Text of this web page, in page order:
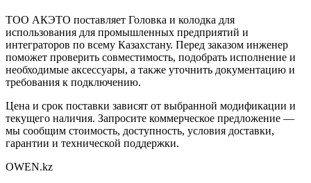
ТОО АКЭТО поставляет Головка и колодка для
использования для промышленных предприятий и
интеграторов по всему Казахстану. Перед заказом инженер
поможет проверить совместимость, подобрать исполнение и
необходимые аксессуары, а также уточнить документацию и
требования к подключению.
Цена и срок поставки зависят от выбранной модификации и
текущего наличия. Запросите коммерческое предложение —
мы сообщим стоимость, доступность, условия доставки,
гарантии и технической поддержки.
OWEN.kz